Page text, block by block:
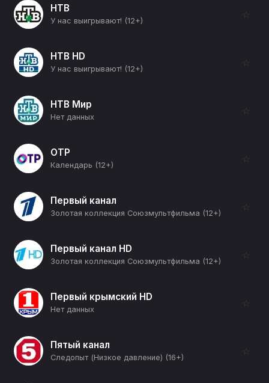
НТВ
У нас выигрывают! (12+)
☆
НТВ HD
У нас выигрывают! (12+)
☆
НТВ Мир
Нет данных
☆
ОТР
Календарь (12+)
☆
Первый канал
Золотая коллекция Союзмультфильма (12+)
☆
Первый канал HD
Золотая коллекция Союзмультфильма (12+)
☆
Первый крымский HD
Нет данных
☆
Пятый канал
Следопыт (Низкое давление) (16+)
☆